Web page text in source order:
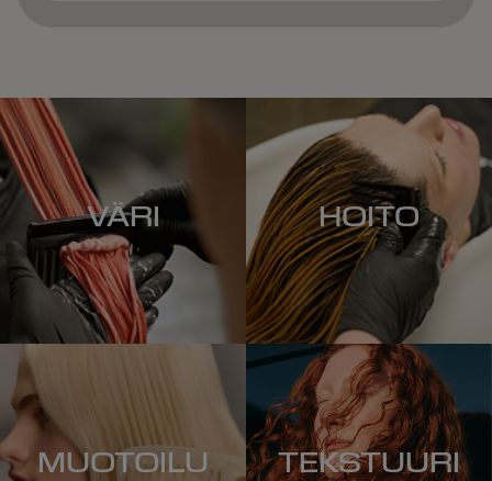
VÄRI HOITO
MUOTOILU TEKSTUURI